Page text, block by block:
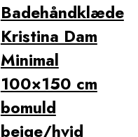
Badehåndklæde
Kristina Dam
Minimal
100×150 cm
bomuld
beige/hvid